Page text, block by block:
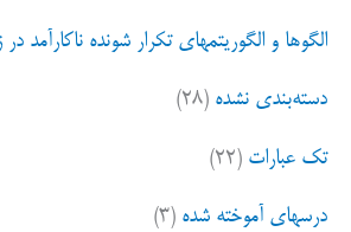
الگوها و الگوریتمهای تکرار شونده ناکارآمد
دسته‌بندی نشده (۲۸)
تک عبارات (۲۲)
درسهای آموخته شده (۳)